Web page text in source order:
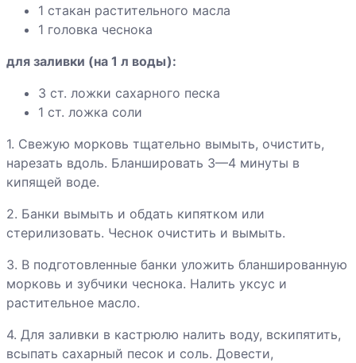
клубники
Компот из красной
Компот из
половинок
абрикосов
1 стакан растительного масла
1 головка чеснока
для заливки (на 1 л воды):
3 ст. ложки сахарного песка
1 ст. ложка соли
1. Свежую морковь тщательно вымыть, очистить,
нарезать вдоль. Бланшировать 3—4 минуты в
кипящей воде.
2. Банки вымыть и обдать кипятком или
стерилизовать. Чеснок очистить и вымыть.
3. В подготовленные банки уложить бланшированную
морковь и зубчики чеснока. Налить уксус и
растительное масло.
4. Для заливки в кастрюлю налить воду, вскипятить,
всыпать сахарный песок и соль. Довести,